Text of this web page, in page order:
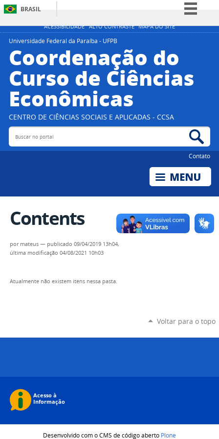
ACESSIBILIDADE ALTO CONTRASTE MAPA DO SITE
BRASIL
Simplifique!
Participe
Acesso à informação
Legislação
Universidade Federal da Paraíba - UFPB
Coordenação do
Curso de Ciências
Econômicas
CENTRO DE CIÊNCIAS SOCIAIS E APLICADAS - CCSA
Buscar no portal
Contato
Contents
por mateus — publicado 09/04/2019 13h04,
última modificação 04/08/2021 10h03
Atualmente não existem itens nessa pasta.
Voltar para o topo
Desenvolvido com o CMS de código aberto Plone